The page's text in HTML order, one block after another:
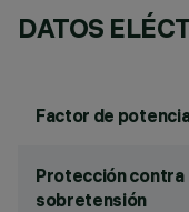
DATOS
Factor de
Protección contra
sobretensión